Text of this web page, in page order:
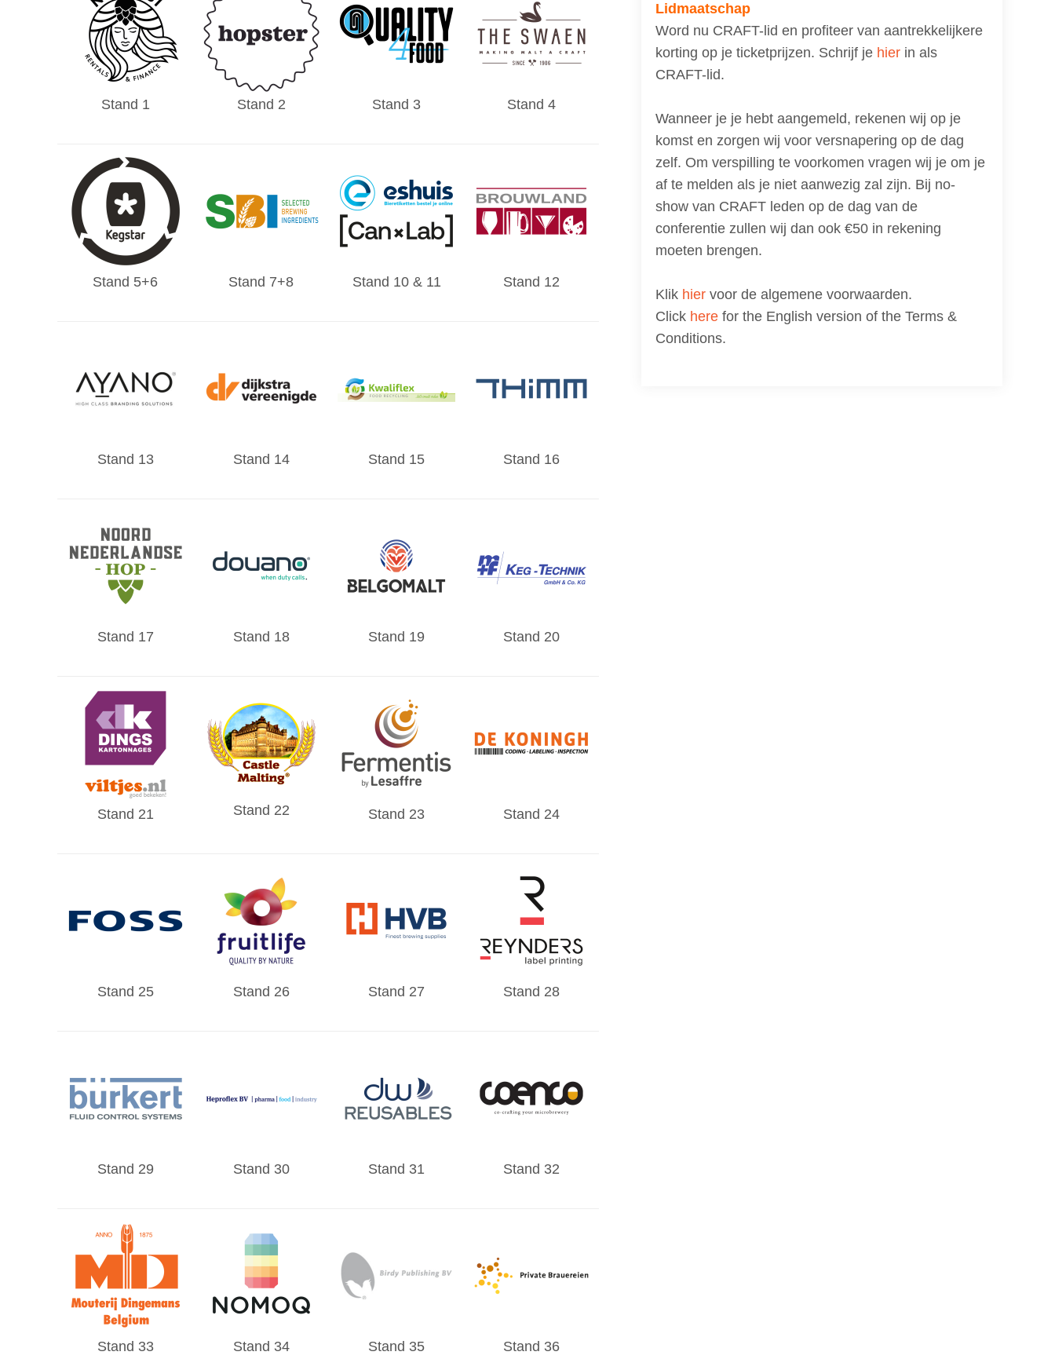
Stand 1 Stand 2 Stand 3 Stand 4
Stand 5+6 Stand 7+8 Stand 10 & 11 Stand 12
Stand 13 Stand 14 Stand 15 Stand 16
Stand 17 Stand 18 Stand 19 Stand 20
Stand 21 Stand 22 Stand 23 Stand 24
Stand 25 Stand 26 Stand 27 Stand 28
Stand 29 Stand 30 Stand 31 Stand 32
Stand 33 Stand 34 Stand 35 Stand 36
Lidmaatschap
Word nu CRAFT-lid en profiteer van aantrekkelijkere
korting op je ticketprijzen. Schrijf je hierin als
CRAFT-lid.
Wanneer je je hebt aangemeld, rekenen wij op je
komst en zorgen wij voor versnapering op de dag
zelf. Om verspilling te voorkomen vragen wij je om je
af te melden als je niet aanwezig zal zijn. Bij no-
show van CRAFT leden op de dag van de
conferentie zullen wij dan ook €50 in rekening
moeten brengen.
Klik hiervoor de algemene voorwaarden.
Click herefor the English version of the Terms &
Conditions.